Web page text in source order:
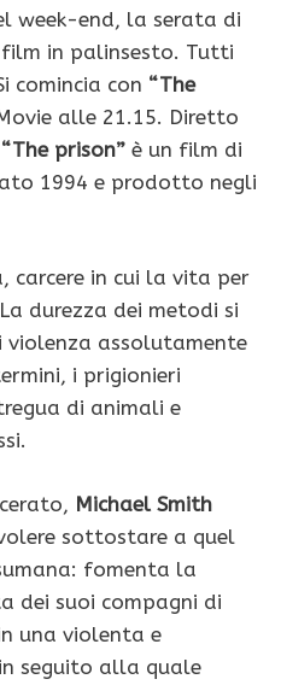
week-end, la serata di
in palinsesto. Tutti
comincia con “The
alle 21.15. Diretto
“The prison” è un film di
1994 e prodotto negli
carcere in cui la vita per
durezza dei metodi si
violenza assolutamente
i prigionieri
di animali e
Michael Smith
sottostare a quel
fomenta la
dei suoi compagni di
una violenta e
seguito alla quale